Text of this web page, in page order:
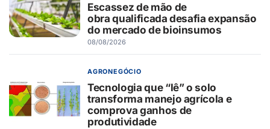
Escassez de mão de
obra qualificada desafia expansão
do mercado de bioinsumos
08/08/2026
AGRONEGÓCIO
Tecnologia que “lê” o solo
transforma manejo agrícola e
comprova ganhos de
produtividade